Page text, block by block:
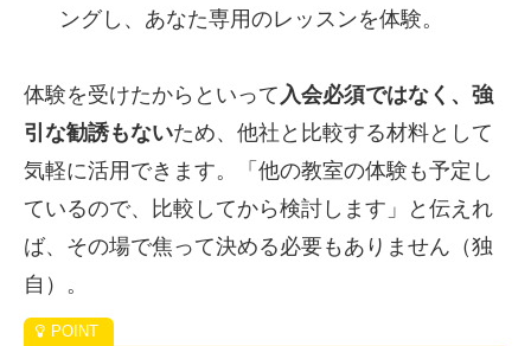
ングし、あなた専用のレッスンを体験。
体験を受けたからといって 入会必須ではなく、強
引な勧誘もないため、他社と比較する材料として
気軽に活用できます。「他の教室の体験も予定し
ているので、比較してから検討します」と伝えれ
ば、その場で焦って決める必要もありません（独
自）。